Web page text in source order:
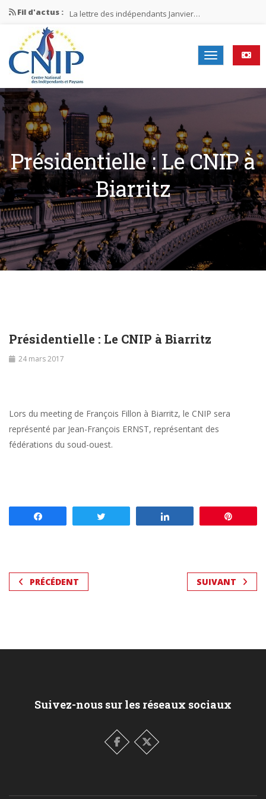
Fil d'actus : La lettre des indépendants Janvier…
La lettre des indépendants Novembre…
La lettre des indépendants Juin…
Mission nationale ÉLECTIONS MUNICIPALES 2026
La lettre des indépendants N°2-2026
Présidentielle : Le CNIP à
Biarritz
Présidentielle : Le CNIP à Biarritz
24 mars 2017
Lors du meeting de François Fillon à Biarritz, le CNIP sera
représenté par Jean-François ERNST, représentant des
fédérations du soud-ouest.
PRÉCÉDENT SUIVANT
Suivez-nous sur les réseaux sociaux